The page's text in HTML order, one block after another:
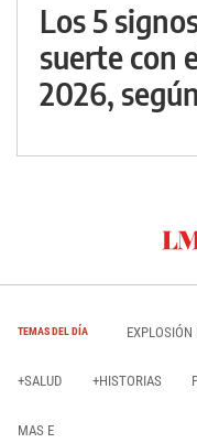
Los 5
suerte con
2026,
TEMAS DEL DÍA EXPLOSIÓN
+SALUD +HISTORIAS
MAS E